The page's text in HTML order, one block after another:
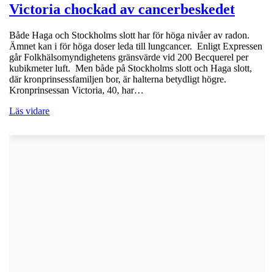
Victoria chockad av cancerbeskedet
Både Haga och Stockholms slott har för höga nivåer av radon.
Ämnet kan i för höga doser leda till lungcancer. Enligt Expressen
går Folkhälsomyndighetens gränsvärde vid 200 Becquerel per
kubikmeter luft. Men både på Stockholms slott och Haga slott,
där kronprinsessfamiljen bor, är halterna betydligt högre.
Kronprinsessan Victoria, 40, har…
Läs vidare